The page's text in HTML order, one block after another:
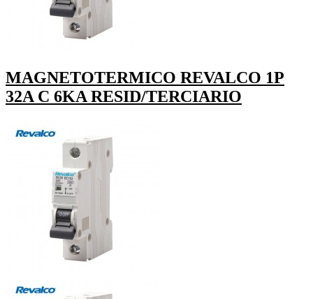
MAGNETOTERMICO REVALCO 1P
32A C 6KA RESID/TERCIARIO